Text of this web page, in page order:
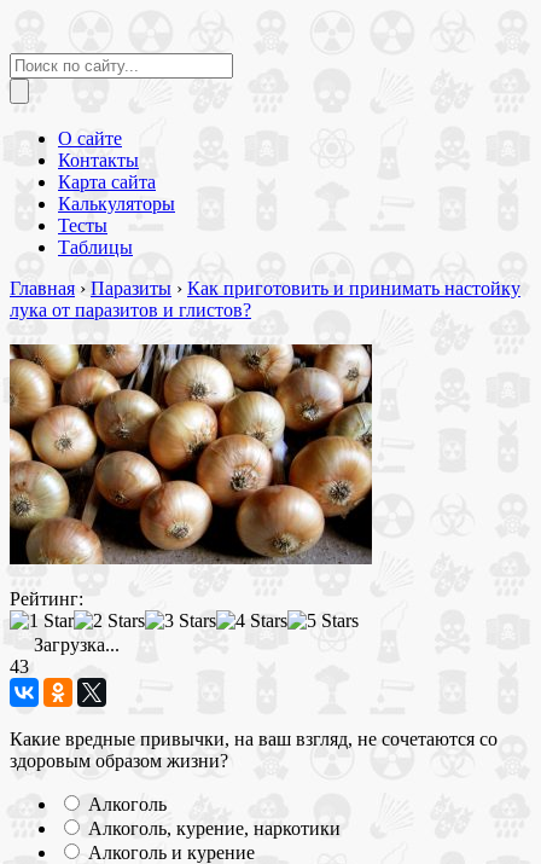
О сайте
Контакты
Карта сайта
Калькуляторы
Тесты
Таблицы
Главная › Паразиты › Как приготовить и принимать настойку
лука от паразитов и глистов?
Рейтинг:
Загрузка...
43
Какие вредные привычки, на ваш взгляд, не сочетаются со
здоровым образом жизни?
Алкоголь
Алкоголь, курение, наркотики
Алкоголь и курение